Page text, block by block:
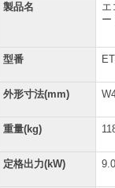
製品名
エ
ー
型番
外形寸法(mm)
重量(kg)
定格出力(kW) 9.0